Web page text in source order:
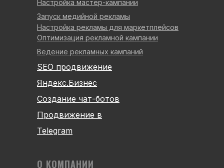
Настройка мастер-кампании
Запуск медийной рекламы
Настройка рекламы для маркетплейсов
Оптимизация рекламной кампании
Ведение рекламных кампаний
SEO продвижение
Яндекс.Бизнес
Создание чат-ботов
Продвижение в
Telegram
О КОМПАНИИ